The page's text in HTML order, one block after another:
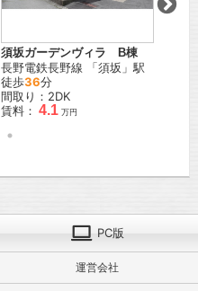
須坂ガーデンヴィラ B棟
長野電鉄長野線 「須坂 」駅
徒歩36分
間取り：2DK
賃料： 4.1 万円
PC版
運営会社